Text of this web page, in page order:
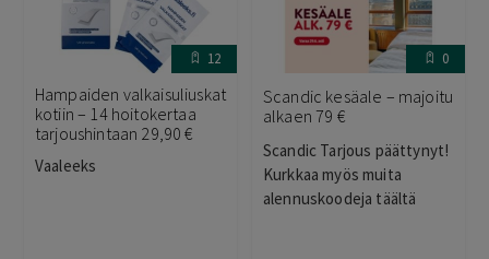
12
Hampaiden valkaisuliuskat
kotiin – 14 hoitokertaa
tarjoushintaan 29,90 €
Vaaleeks
0
Scandic kesäale – majoitu
alkaen 79 €
Scandic Tarjous päättynyt!
Kurkkaa myös muita
alennuskoodeja täältä